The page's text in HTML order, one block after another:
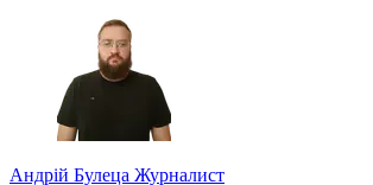
Андрій Булеца Журналист